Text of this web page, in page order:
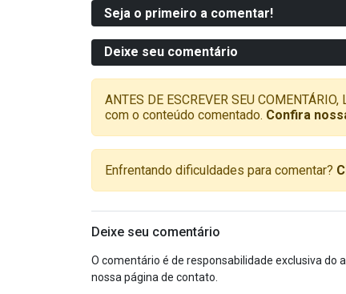
Seja o primeiro a comentar!
Deixe seu comentário
ANTES DE ESCREVER SEU
com o conteúdo comentado. Confira
Enfrentando dificuldades para comentar?
Deixe seu comentário
O comentário é de responsabilidade exclusiva do
nossa página de contato.